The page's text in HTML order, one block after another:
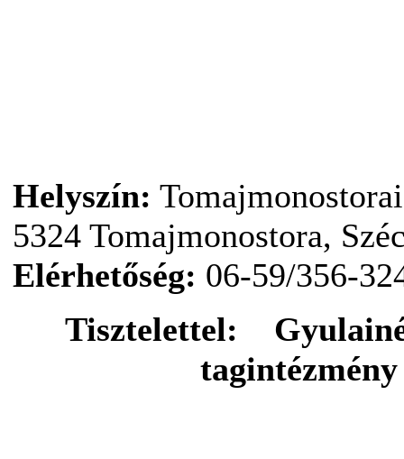
Helyszín:
5324 Tomajmonostora,
Elérhetőség: 06-59/356-
Tisztelettel: